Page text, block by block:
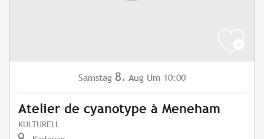
Samstag 8. Aug Um 10:00
Atelier de cyanotype à Meneham
KULTURELL